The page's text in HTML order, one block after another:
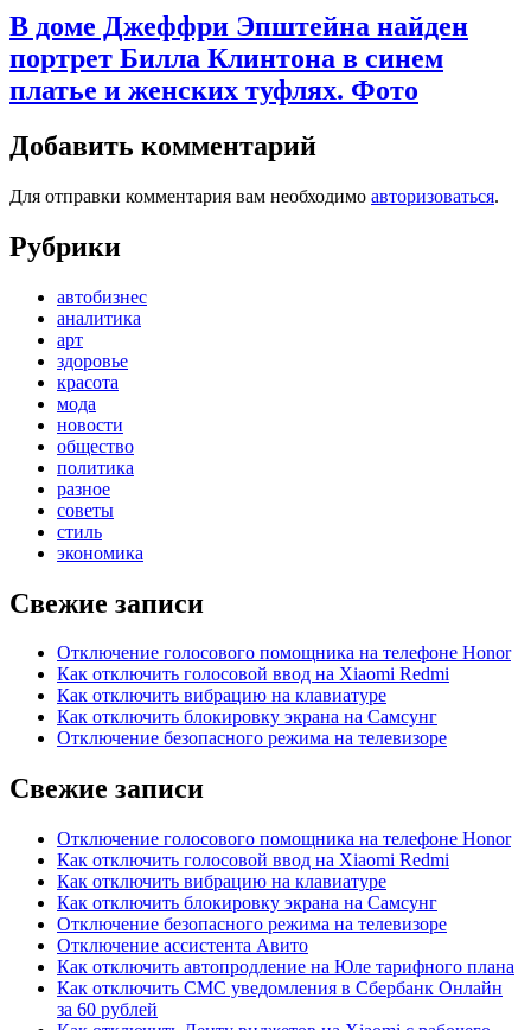
В доме Джеффри Эпштейна найден
портрет Билла Клинтона в синем
платье и женских туфлях. Фото
Добавить комментарий
Для отправки комментария вам необходимо авторизоваться.
Рубрики
автобизнес
аналитика
арт
здоровье
красота
мода
новости
общество
политика
разное
советы
стиль
экономика
Свежие записи
Отключение голосового помощника на телефоне Honor
Как отключить голосовой ввод на Xiaomi Redmi
Как отключить вибрацию на клавиатуре
Как отключить блокировку экрана на Самсунг
Отключение безопасного режима на телевизоре
Свежие записи
Отключение голосового помощника на телефоне Honor
Как отключить голосовой ввод на Xiaomi Redmi
Как отключить вибрацию на клавиатуре
Как отключить блокировку экрана на Самсунг
Отключение безопасного режима на телевизоре
Отключение ассистента Авито
Как отключить автопродление на Юле тарифного плана
Как отключить СМС уведомления в Сбербанк Онлайн
за 60 рублей